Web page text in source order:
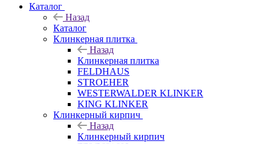
Каталог
Назад
Каталог
Клинкерная плитка
Назад
Клинкерная плитка
FELDHAUS
STROEHER
WESTERWALDER KLINKER
KING KLINKER
Клинкерный кирпич
Назад
Клинкерный кирпич